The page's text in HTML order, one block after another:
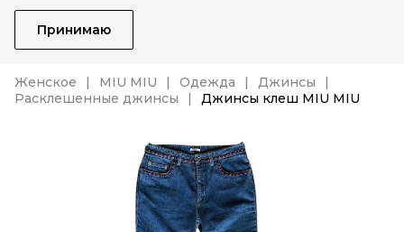
Принимаю
Женское MIU MIU Одежда
Джинсы
Расклешенные джинсы
Джинсы клеш MIU MIU